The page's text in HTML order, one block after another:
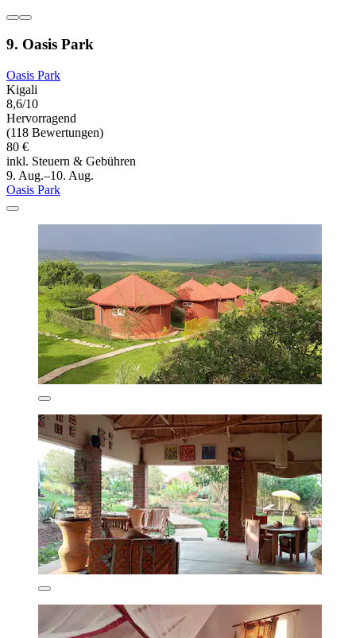
9. Oasis Park
Oasis Park
Kigali
8,6/10
Hervorragend
(118 Bewertungen)
80 €
inkl. Steuern & Gebühren
9. Aug.–10. Aug.
Oasis Park